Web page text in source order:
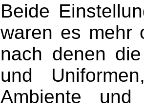
Beide
waren es mehr
nach denen
und
Ambiente und